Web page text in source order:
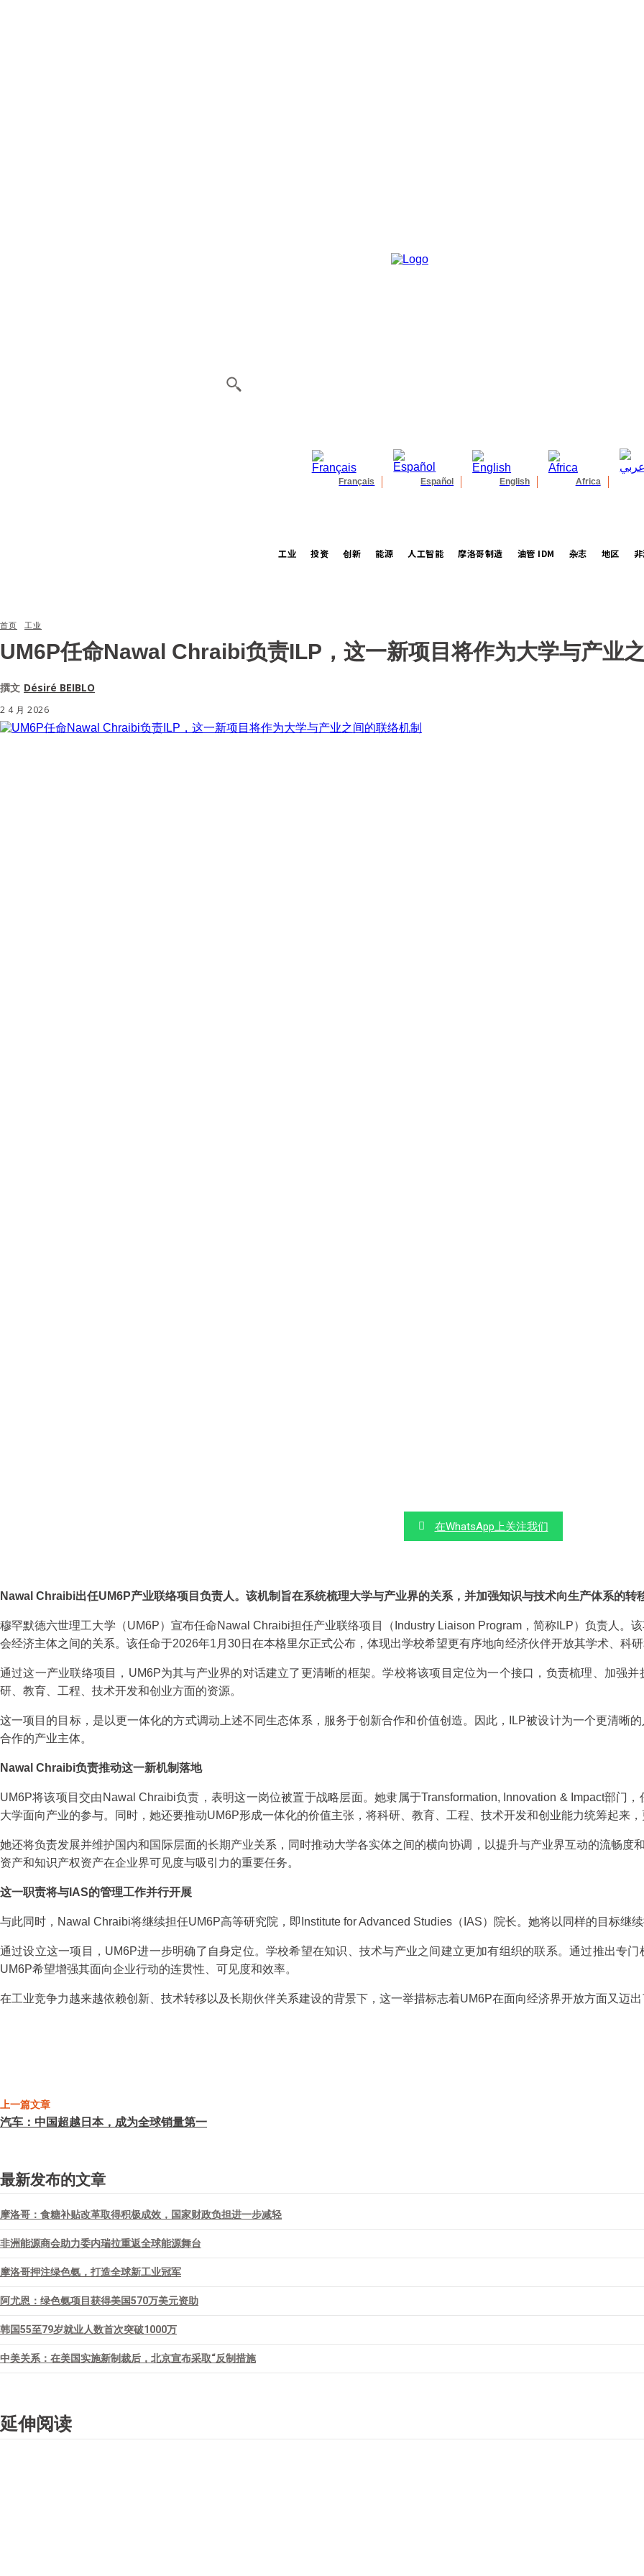
Français Español English Africa
工业 投资 创新 能源 人工智能 摩洛哥制造 油管 IDM 杂志 地区
首页 工业
UM6P任命Nawal Chraibi负责ILP，这一新项目将作为大学与产业
撰文 Désiré BEIBLO
2 4 月 2026
在WhatsApp上关注我们
Nawal Chraibi出任UM6P产业联络项目负责人。该机制旨在系统梳理大学与产业界的关系，并加强知识与技术向生产体系的转
穆罕默德六世理工大学（UM6P）宣布任命Nawal Chraibi担任产业联络项目（Industry Liaison Program，简称ILP）负责人。
会经济主体之间的关系。该任命于2026年1月30日在本格里尔正式公布，体现出学校希望更有序地向经济伙伴开放其学术、科
通过这一产业联络项目，UM6P为其与产业界的对话建立了更清晰的框架。学校将该项目定位为一个接口，负责梳理、加强
研、教育、工程、技术开发和创业方面的资源。
这一项目的目标，是以更一体化的方式调动上述不同生态体系，服务于创新合作和价值创造。因此，ILP被设计为一个更清晰
合作的产业主体。
Nawal Chraibi负责推动这一新机制落地
UM6P将该项目交由Nawal Chraibi负责，表明这一岗位被置于战略层面。她隶属于Transformation, Innovation & Impact部门
大学面向产业的参与。同时，她还要推动UM6P形成一体化的价值主张，将科研、教育、工程、技术开发和创业能力统筹起来
她还将负责发展并维护国内和国际层面的长期产业关系，同时推动大学各实体之间的横向协调，以提升与产业界互动的流畅
资产和知识产权资产在企业界可见度与吸引力的重要任务。
这一职责将与IAS的管理工作并行开展
与此同时，Nawal Chraibi将继续担任UM6P高等研究院，即Institute for Advanced Studies（IAS）院长。她将以同样的目标继
通过设立这一项目，UM6P进一步明确了自身定位。学校希望在知识、技术与产业之间建立更加有组织的联系。通过推出专
UM6P希望增强其面向企业行动的连贯性、可见度和效率。
在工业竞争力越来越依赖创新、技术转移以及长期伙伴关系建设的背景下，这一举措标志着UM6P在面向经济界开放方面又迈
上一篇文章
汽车：中国超越日本，成为全球销量第一
最新发布的文章
摩洛哥：食糖补贴改革取得积极成效，国家财政负担进一步减轻
非洲能源商会助力委内瑞拉重返全球能源舞台
摩洛哥押注绿色氨，打造全球新工业冠军
阿尤恩：绿色氨项目获得美国570万美元资助
韩国55至79岁就业人数首次突破1000万
中美关系：在美国实施新制裁后，北京宣布采取“反制措施
延伸阅读